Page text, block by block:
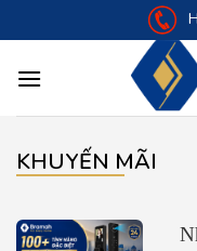
to
KHUYẾN MÃI